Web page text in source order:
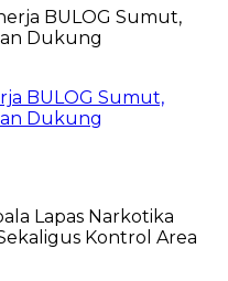
BULOG Sumut,
Dukung